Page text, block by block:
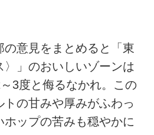
意見をまとめると「東
」のおいしいゾーンは
3度と侮るなかれ。この
の甘みや厚みがふわっ
ホップの苦みも穏やかに